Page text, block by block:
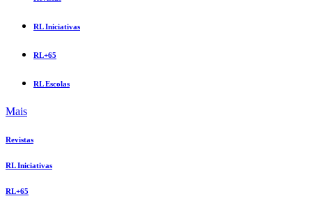
RL Iniciativas
RL+65
RL Escolas
Mais
Revistas
RL Iniciativas
RL+65